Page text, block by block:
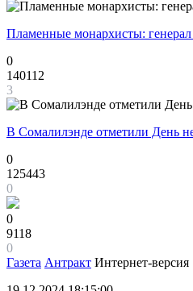
Пламенные монархисты: генерал
0
140112
3
В Сомалилэнде отметили День
0
125443
0
0
9118
0
Газета Антракт Интернет-версия